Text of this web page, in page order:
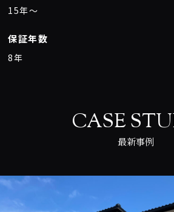
15年〜
保証年数
8年
CASE
最新事例